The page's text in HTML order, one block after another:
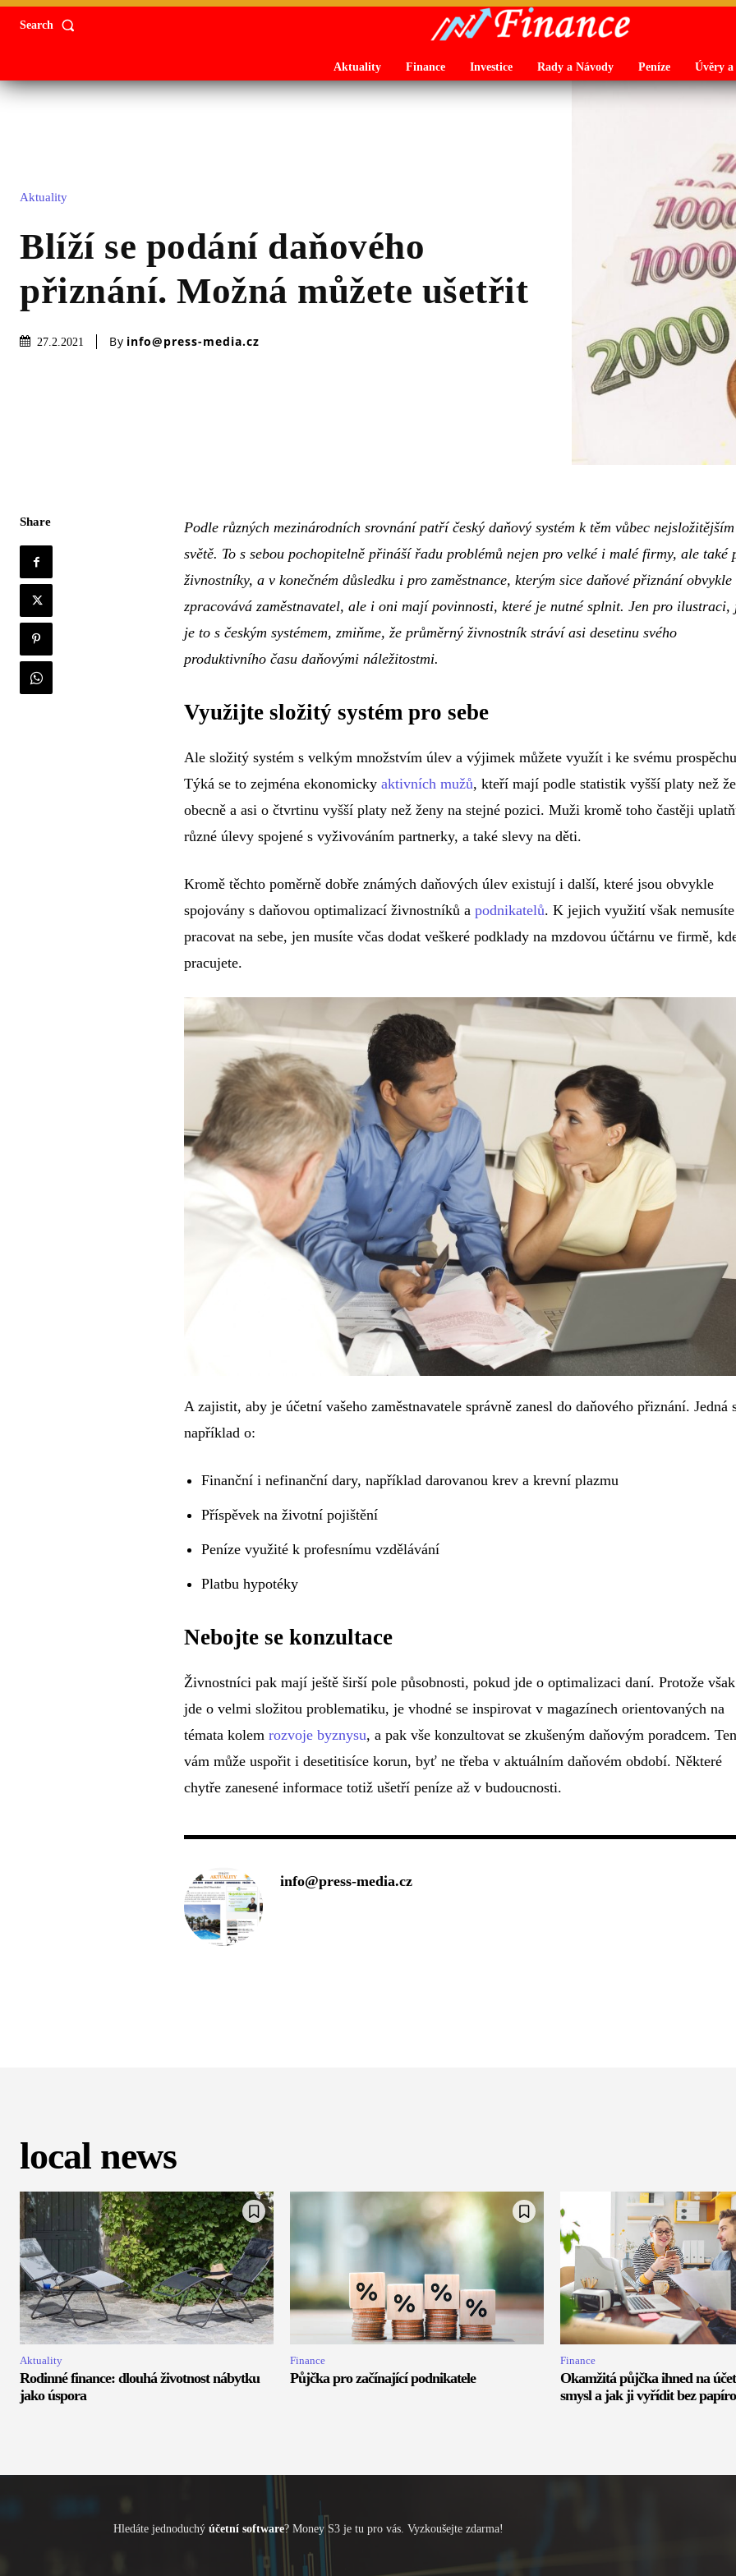
Search
Aktuality Finance Investice Rady a Návody Peníze Úvěry
Aktuality
Blíží se podání daňového
přiznání. Možná můžete ušetřit
27.2.2021 By info@press-media.cz
Share
Podle různých mezinárodních srovnání patří český daňový systém k těm vůbec
světě. To s sebou pochopitelně přináší řadu problémů nejen pro velké i malé firmy, ale také
živnostníky, a v konečném důsledku i pro zaměstnance, kterým sice daňové přiznání obvykle
zpracovává zaměstnavatel, ale i oni mají povinnosti, které je nutné splnit. Jen pro ilustraci,
je to s českým systémem, zmiňme, že průměrný živnostník stráví asi desetinu svého
produktivního času daňovými náležitostmi.
Využijte složitý systém pro sebe
Ale složitý systém s velkým množstvím úlev a výjimek můžete využít i ke svému
Týká se to zejména ekonomickyaktivních mužů, kteří mají podle statistik vyšší platy než
obecně a asi o čtvrtinu vyšší platy než ženy na stejné pozici. Muži kromě toho častěji
různé úlevy spojené s vyživováním partnerky, a také slevy na děti.
Kromě těchto poměrně dobře známých daňových úlev existují i další, které jsou obvykle
spojovány s daňovou optimalizací živnostníků apodnikatelů. K jejich využití však nemusíte
pracovat na sebe, jen musíte včas dodat veškeré podklady na mzdovou účtárnu ve firmě,
pracujete.
A zajistit, aby je účetní vašeho zaměstnavatele správně zanesl do daňového přiznání. Jedná
například o:
Finanční i nefinanční dary, například darovanou krev a krevní plazmu
Příspěvek na životní pojištění
Peníze využité k profesnímu vzdělávání
Platbu hypotéky
Nebojte se konzultace
Živnostníci pak mají ještě širší pole působnosti, pokud jde o optimalizaci daní. Protože však
jde o velmi složitou problematiku, je vhodné se inspirovat v magazínech orientovaných na
témata kolemrozvoje byznysu, a pak vše konzultovat se zkušeným daňovým poradcem.
vám může uspořit i desetitisíce korun, byť ne třeba v aktuálním daňovém období. Některé
chytře zanesené informace totiž ušetří peníze až v budoucnosti.
info@press-media.cz
local news
Aktuality
Rodinné finance: dlouhá životnost nábytku
jako úspora
Finance
Půjčka pro začínající podnikatele
Finance
Okamžitá půjčka ihned na
smysl a jak ji vyřídit bez
Hledáte jednoduchý účetní software? Money S3 je tu pro vás. Vyzkoušejte zdarma!